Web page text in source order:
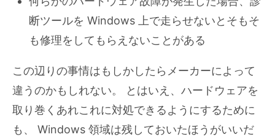
断ツールを Windows 上で走らせないとそもそ
も修理をしてもらえないことがある
この辺りの事情はもしかしたらメーカーによって
違うのかもしれない。 とはいえ、ハードウェアを
取り巻くあれこれに対処できるようにするために
も、 Windows 領域は残しておいたほうがいいだ